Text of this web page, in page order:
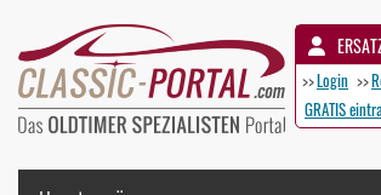
>>Login >>
GRATIS